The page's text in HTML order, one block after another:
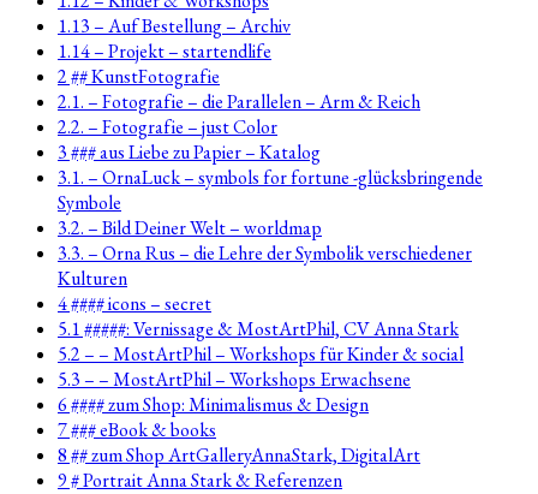
1.13 – Auf Bestellung – Archiv
1.14 – Projekt – startendlife
2 ## KunstFotografie
2.1. – Fotografie – die Parallelen – Arm & Reich
2.2. – Fotografie – just Color
3 ### aus Liebe zu Papier – Katalog
3.1. – OrnaLuck – symbols for fortune -glücksbringende
Symbole
3.2. – Bild Deiner Welt – worldmap
3.3. – Orna Rus – die Lehre der Symbolik verschiedener
Kulturen
4 #### icons – secret
5.1 #####: Vernissage & MostArtPhil, CV Anna Stark
5.2 – – MostArtPhil – Workshops für Kinder & social
5.3 – – MostArtPhil – Workshops Erwachsene
6 #### zum Shop: Minimalismus & Design
7 ### eBook & books
8 ## zum Shop ArtGalleryAnnaStark, DigitalArt
9 # Portrait Anna Stark & Referenzen